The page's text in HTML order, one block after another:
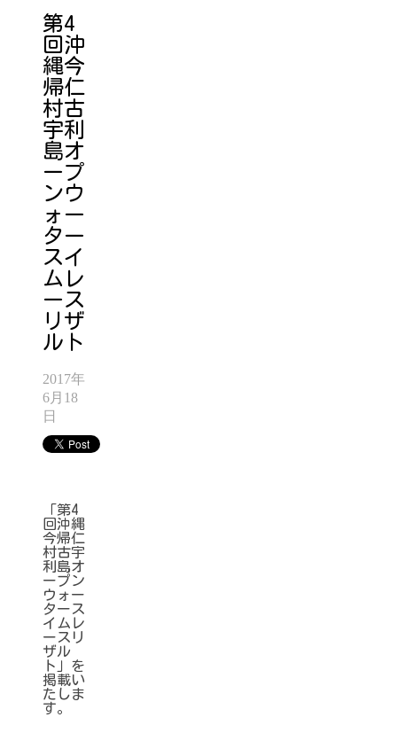
第4
回沖
縄今
帰仁
村古
宇利
島オ
ープ
ンウ
ォー
ター
スイ
ムレ
ース
リザ
ルト
2017年
6月18
日
「第4
回沖縄
今帰仁
村古宇
利島オ
ープン
ウォー
タース
イムレ
ースリ
ザル
ト」を
掲載い
たしま
す。